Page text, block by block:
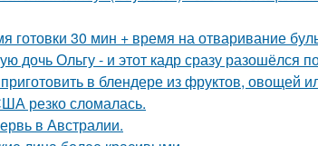
готовки 30 мин + время на отваривание
дочь Ольгу - и этот кадр сразу разошёлся
в блендере из фруктов, овощей
резко сломалась.
в Австралии.